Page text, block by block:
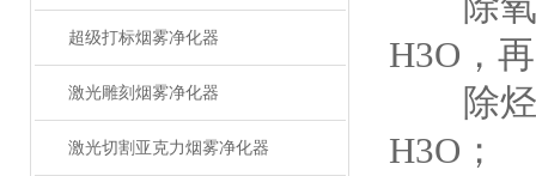
超级打标烟雾净化器
激光雕刻烟雾净化器
激光切割亚克力烟雾净化器
H3O，
除烃
H3O；